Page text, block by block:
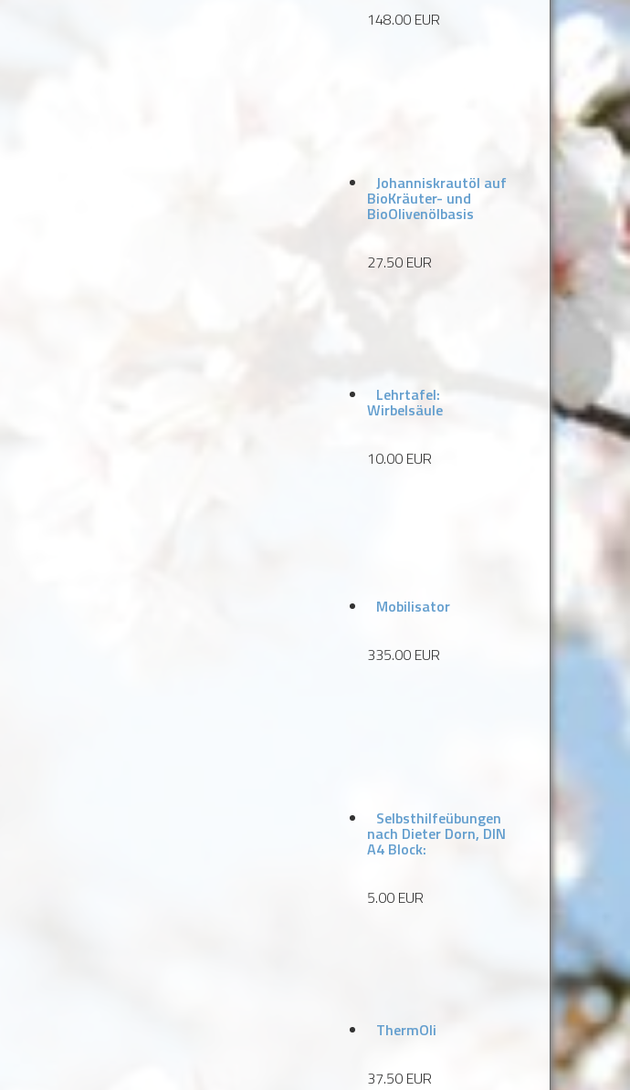
148.00 EUR
Johanniskrautöl auf
BioKräuter- und
BioOlivenölbasis
27.50 EUR
Lehrtafel:
Wirbelsäule
10.00 EUR
Mobilisator
335.00 EUR
Selbsthilfeübungen
nach Dieter Dorn, DIN
A4 Block:
5.00 EUR
ThermOli
37.50 EUR